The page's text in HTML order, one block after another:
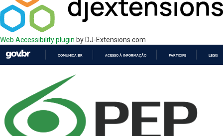
Web Accessibility plugin by DJ-Extensions.com
COMUNICA BR ACESSO À INFORMAÇÃO PARTICIPE